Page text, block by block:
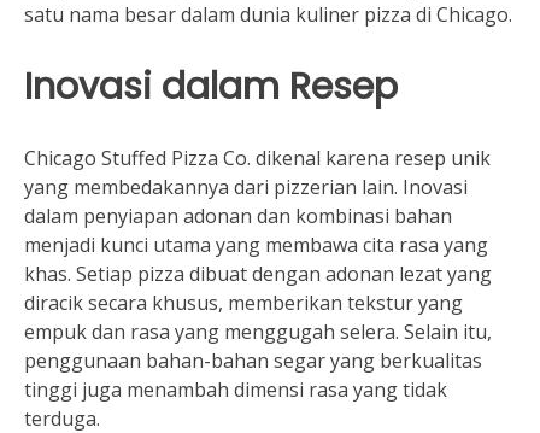
satu nama besar dalam dunia kuliner pizza di Chicago.
Inovasi dalam Resep
Chicago Stuffed Pizza Co. dikenal karena resep unik
yang membedakannya dari pizzerian lain. Inovasi
dalam penyiapan adonan dan kombinasi bahan
menjadi kunci utama yang membawa cita rasa yang
khas. Setiap pizza dibuat dengan adonan lezat yang
diracik secara khusus, memberikan tekstur yang
empuk dan rasa yang menggugah selera. Selain itu,
penggunaan bahan-bahan segar yang berkualitas
tinggi juga menambah dimensi rasa yang tidak
terduga.